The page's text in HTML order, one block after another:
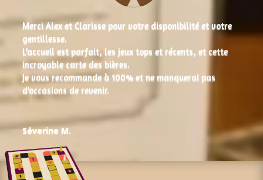
Merci Alex et Clarisse pour votre disponibilité et votre
gentillesse.
L’accueil est parfait, les jeux tops et récents, et cette
incroyable carte des bières.
Je vous recommande à 100% et ne manquerai pas
d’occasions de revenir.
Séverine M.